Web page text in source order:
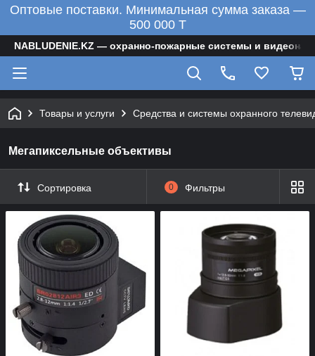
Оптовые поставки. Минимальная сумма заказа —
500 000 T
NABLUDENIE.KZ — охранно-пожарные системы и
Товары и услуги Средства и системы охранного
Мегапиксельные объективы
Сортировка 0 Фильтры